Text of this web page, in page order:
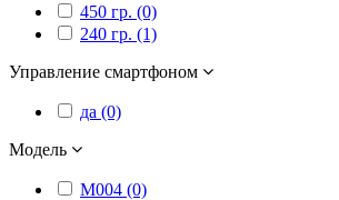
450 гр. (0)
240 гр. (1)
Управление смартфоном
да (0)
Модель
M004 (0)